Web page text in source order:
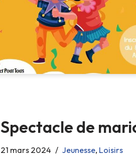
Spectacle de
21 mars 2024 Jeunesse, Loisirs